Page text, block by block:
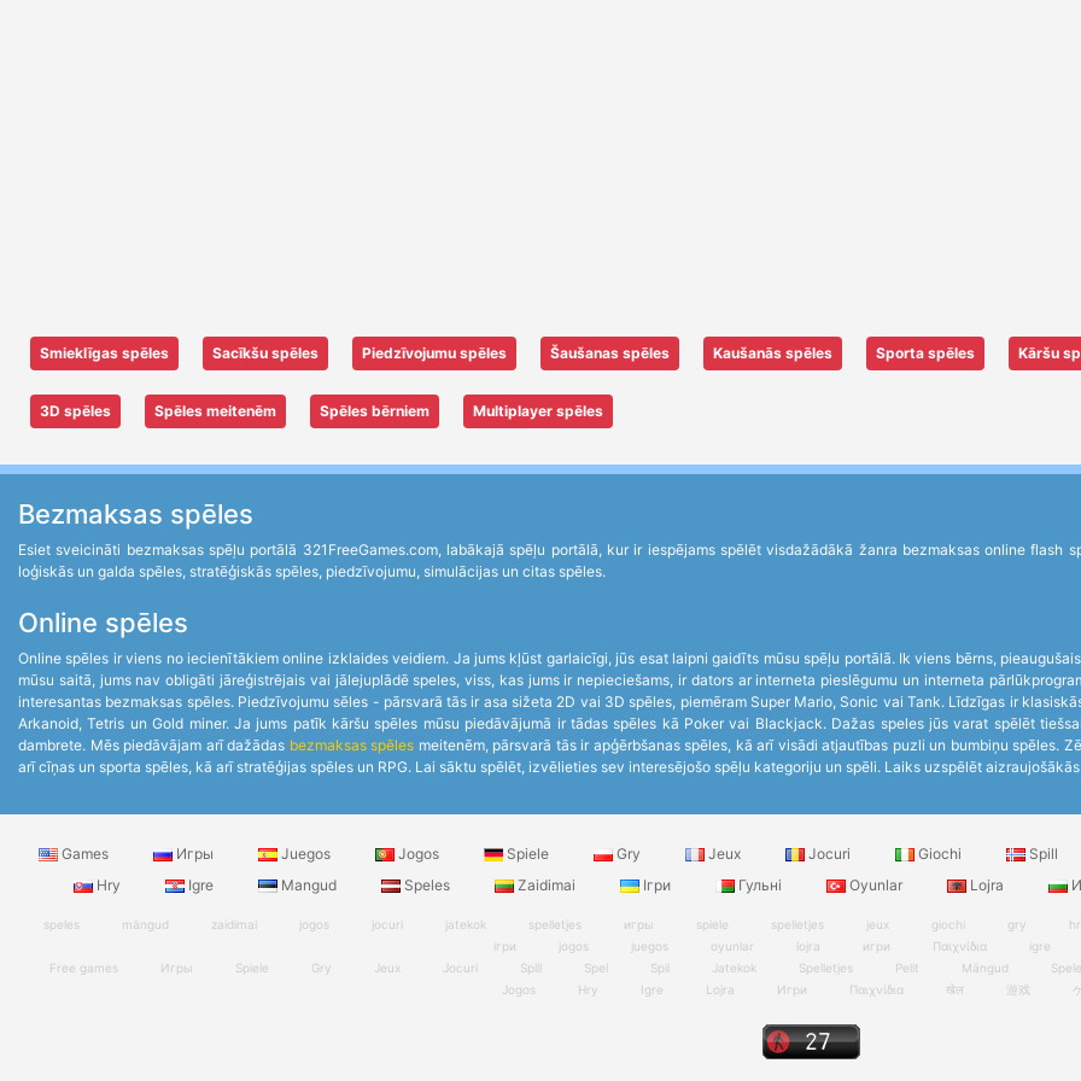
Smieklīgas spēles Sacīkšu spēles Piedzīvojumu spēles Šaušanas spēles Kaušanās spēles Sporta spēles Kāršu
3D spēles Spēles meitenēm Spēles bērniem Multiplayer spēles
Bezmaksas spēles
Esiet sveicināti bezmaksas spēļu portālā 321FreeGames.com, labākajā spēļu portālā, kur ir iespējams spēlēt visdažādākā žanra bezmaksas online flash
loģiskās un galda spēles, stratēģiskās spēles, piedzīvojumu, simulācijas un citas spēles.
Online spēles
Online spēles ir viens no iecienītākiem online izklaides veidiem. Ja jums kļūst garlaicīgi, jūs esat laipni gaidīts mūsu spēļu portālā. Ik viens bērns,
mūsu saitā, jums nav obligāti jāreģistrējais vai jālejuplādē speles, viss, kas jums ir nepieciešams, ir dators ar interneta pieslēgumu un interneta
interesantas bezmaksas spēles. Piedzīvojumu sēles - pārsvarā tās ir asa sižeta 2D vai 3D spēles, piemēram Super Mario, Sonic vai Tank. Līdzīgas ir
Arkanoid, Tetris un Gold miner. Ja jums patīk kāršu spēles mūsu piedāvājumā ir tādas spēles kā Poker vai Blackjack. Dažas speles jūs varat spēlēt
dambrete. Mēs piedāvājam arī dažādas bezmaksas spēles meitenēm, pārsvarā tās ir apģērbšanas spēles, kā arī visādi atjautības puzli un bumbiņu spēles.
arī cīņas un sporta spēles, kā arī stratēģijas spēles un RPG. Lai sāktu spēlēt, izvēlieties sev interesējošo spēļu kategoriju un spēli. Laiks uzspēlēt
Games Игры Juegos Jogos Spiele Gry Jeux Jocuri Giochi Spill
Hry
Igre Mangud Speles Zaidimai Ігри Гульні Oyunlar Lojra
speles mängud zaidimai jogos jocuri jatekok spelletjes игры spiele spelletjes jeux giochi gry
ігри
jogos juegos oyunlar lojra игри Παιχνίδια igre
Free games
Игры Spiele Gry Jeux Jocuri Spill Spel Spil Jatekok Spelletjes Pelit Mängud
Jogos
Hry Igre Lojra Игри Παιχνίδια खेल 游戏